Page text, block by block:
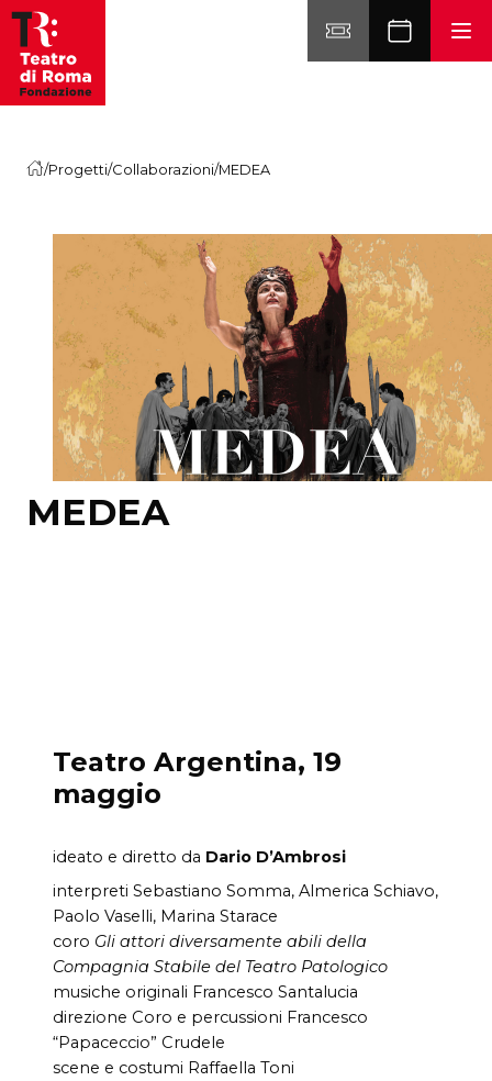
Vai al contenuto
/Progetti/Collaborazioni/MEDEA
MEDEA
Teatro Argentina, 19
maggio
ideato e diretto da Dario D’Ambrosi
interpreti Sebastiano Somma, Almerica Schiavo,
Paolo Vaselli, Marina Starace
coro Gli attori diversamente abili della
Compagnia Stabile del Teatro Patologico
musiche originali Francesco Santalucia
direzione Coro e percussioni Francesco
“Papaceccio” Crudele
scene e costumi Raffaella Toni